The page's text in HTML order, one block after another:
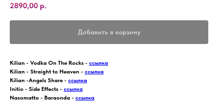
2890,00 р.
Добавить в корзину
Kilian - Vodka On The Rocks - ссылка
Kilian - Straight to Heaven - ссылка
Kilian -Angels Share - ссылка
Initio - Side Effects - ссылка
Nasomatto - Baraonda - ссылка